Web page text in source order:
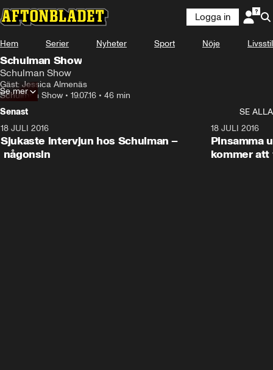
Logga in
Hem Serier Nyheter Sport Nöje Livsstil
Schulman Show
Schulman Show
Gäst: Jessica Almenäs
Schulman Show • 19.07.16 • 46 min
Se mer
Senast
SE ALLA
18 JULI 2016
Sjukaste intervjun hos Schulman –
någonsin
18 JULI 2016
Pinsamma
kommer att